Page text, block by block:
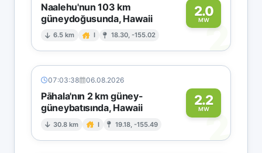
Naalehu'nun 103 km
güneydoğusunda, Hawaii
6.5 km I 18.30, -155.02
2.0
MW2
07:03:38 06.08.2026
Pāhala'nın 2 km güney-
güneybatısında, Hawaii
30.8 km I 19.18, -155.49
2.2
MW
2